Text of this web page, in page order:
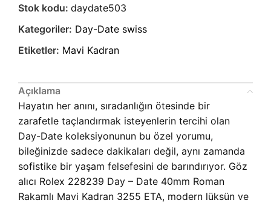
Stok kodu: daydate503
Kategoriler: Day-Date swiss
Etiketler: Mavi Kadran
Açıklama
Hayatın her anını, sıradanlığın ötesinde bir
zarafetle taçlandırmak isteyenlerin tercihi olan
Day-Date koleksiyonunun bu özel yorumu,
bileğinizde sadece dakikaları değil, aynı zamanda
sofistike bir yaşam felsefesini de barındırıyor. Göz
alıcı Rolex 228239 Day – Date 40mm Roman
Rakamlı Mavi Kadran 3255 ETA, modern lüksün ve